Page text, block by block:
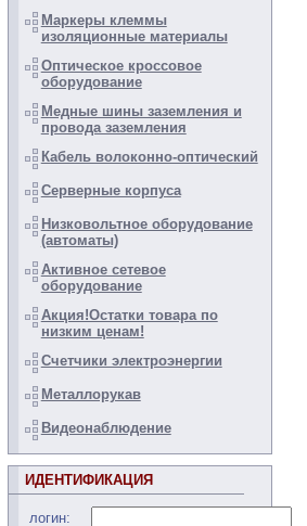
Маркеры клеммы
изоляционные материалы
Оптическое кроссовое
оборудование
Медные шины заземления и
провода заземления
Кабель волоконно-оптический
Серверные корпуса
Низковольтное оборудование
(автоматы)
Активное сетевое
оборудование
Акция!Остатки товара по
низким ценам!
Счетчики электроэнергии
Металлорукав
Видеонаблюдение
ИДЕНТИФИКАЦИЯ
логин: